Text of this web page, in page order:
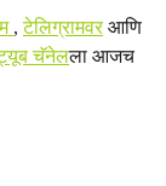
,टेलिग्रामवरआणि
चॅनेलला आजच